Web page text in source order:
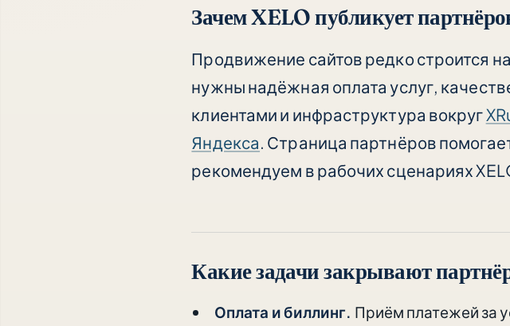
Зачем XELO публикует
Продвижение сайтов редко строится
нужны надёжная оплата услуг,
клиентами и инфраструктура вокруг
Яндекса. Страница партнёров
рекомендуем в рабочих сценариях
Какие задачи закрывают
Оплата и биллинг. Приём платежей за